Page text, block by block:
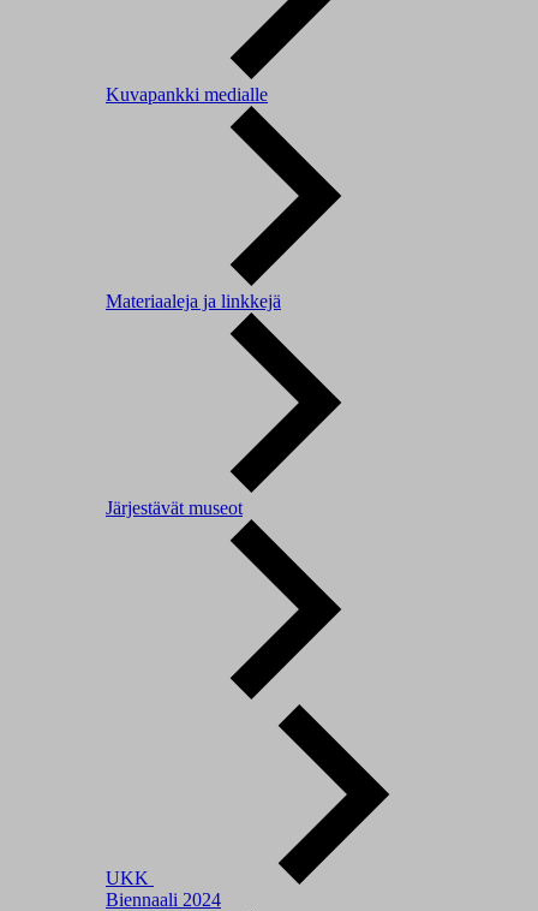
Kuvapankki medialle
Materiaaleja ja linkkejä
Järjestävät museot
UKK
Biennaali 2024